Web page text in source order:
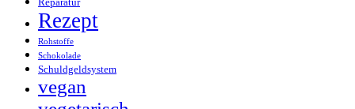
Rezept
Rohstoffe
Schokolade
Schuldgeldsystem
vegan